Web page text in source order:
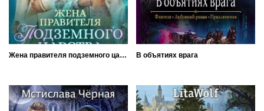
Жена правителя подземного царства В объятиях врага